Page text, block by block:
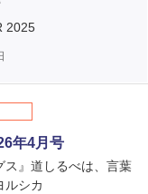
2025
年4月号
ス』道しるべは、言葉
ルシカ